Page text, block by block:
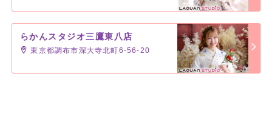
らかんスタジオ三鷹東八店
東京都調布市深大寺北町6-56-20